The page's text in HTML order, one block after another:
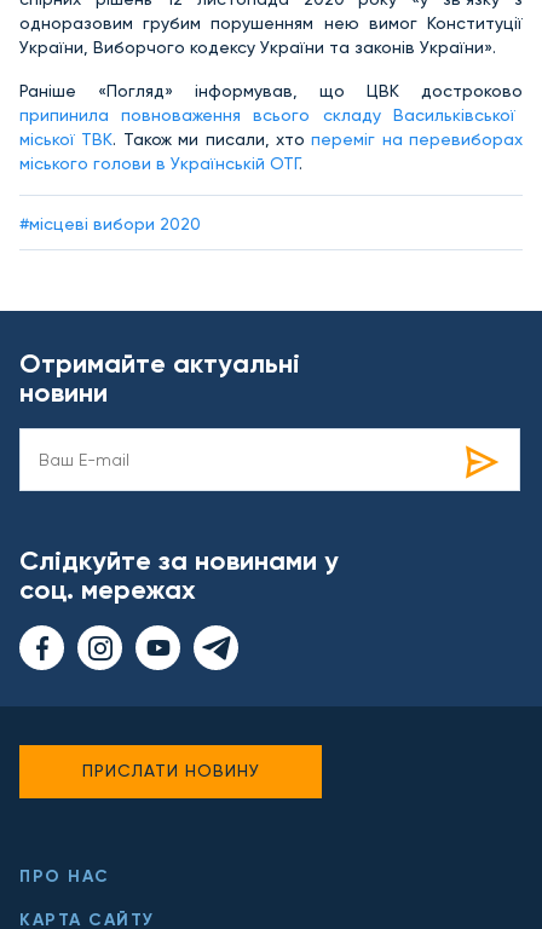
одноразовим грубим порушенням нею вимог Конституції
України, Виборчого кодексу України та законів України».
Раніше «Погляд» інформував, що ЦВК достроково
припинила повноваження всього складу Васильківської
міської ТВК. Також ми писали, хтопереміг на перевиборах
міського голови в Українській ОТГ.
#місцеві вибори 2020
Отримайте актуальні
новини
Слідкуйте за новинами у
соц. мережах
ПРО НАС
КАРТА САЙТУ
ПРИСЛАТИ НОВИНУ